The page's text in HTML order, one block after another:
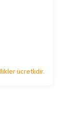
ücretlidir.